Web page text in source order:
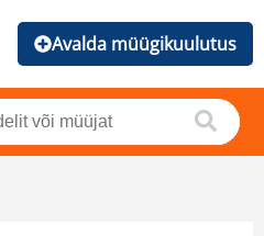
Avalda müügikuulutus